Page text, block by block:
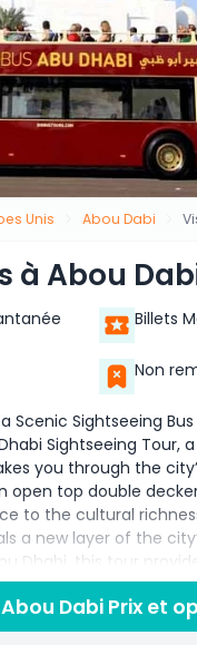
Unis Abou Dabi
à Abou
Billets
Non
Scenic Sightseeing
Sightseeing Tour,
you through the
top double
to the cultural
a new layer of the
Dhabi, this tour
coastline, and
the hassle of
protocols.
Dabi Prix et